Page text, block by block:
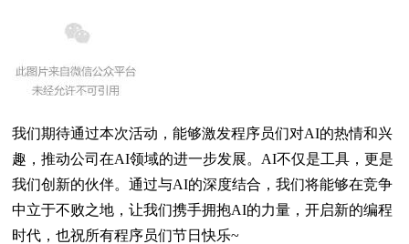
我们期待通过本次活动，能够激发程序员们对AI的热情和兴
趣，推动公司在AI领域的进一步发展。AI不仅是工具，更是
我们创新的伙伴。通过与AI的深度结合，我们将能够在竞争
中立于不败之地，让我们携手拥抱AI的力量，开启新的编程
时代，也祝所有程序员们节日快乐~